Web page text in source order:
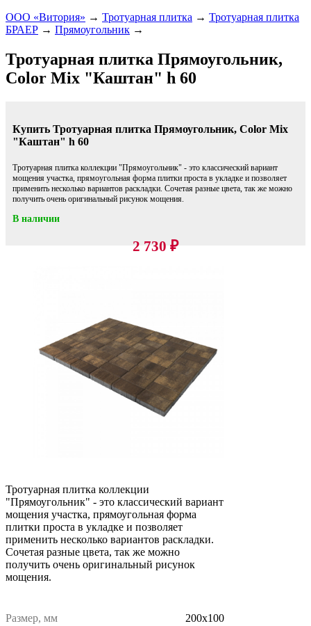
ООО «Витория» → Тротуарная плитка → Тротуарная плитка
БРАЕР → Прямоугольник →
Тротуарная плитка Прямоугольник,
Color Mix "Каштан" h 60
Купить Тротуарная плитка Прямоугольник, Color Mix
"Каштан" h 60
Тротуарная плитка коллекции "Прямоугольник" - это классический вариант
мощения участка, прямоугольная форма плитки проста в укладке и позволяет
применить несколько вариантов раскладки. Сочетая разные цвета, так же можно
получить очень оригинальный рисунок мощения.
В наличии
2 730 ₽
Тротуарная плитка коллекции
"Прямоугольник" - это классический вариант
мощения участка, прямоугольная форма
плитки проста в укладке и позволяет
применить несколько вариантов раскладки.
Сочетая разные цвета, так же можно
получить очень оригинальный рисунок
мощения.
Размер, мм 200х100